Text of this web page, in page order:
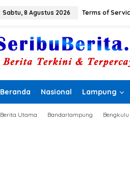
Sabtu, 8 Agustus 2026 Terms of
Beranda Nasional Lampung
Berita Utama Bandarlampung Bengkulu